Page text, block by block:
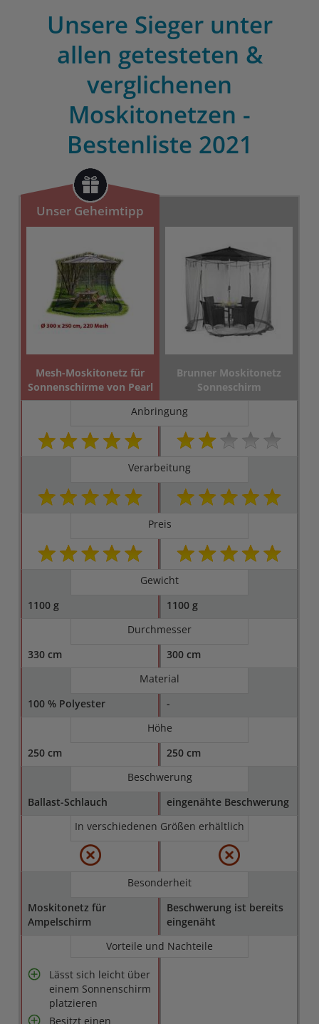
Unsere Sieger unter
allen getesteten &
verglichenen
Moskitonetzen -
Bestenliste 2021
Unser Geheimtipp
Mesh-Moskitonetz für
Sonnenschirme von Pearl
Brunner Moskitonetz
Sonneschirm
Anbringung
Verarbeitung
Preis
Gewicht
1100 g
1100 g
Durchmesser
330 cm
300 cm
Material
100 % Polyester
-
Höhe
250 cm
250 cm
Beschwerung
Ballast-Schlauch
eingenähte Beschwerung
In verschiedenen Größen erhältlich
Besonderheit
Moskitonetz für
Ampelschirm
Beschwerung ist bereits
eingenäht
Vorteile und Nachteile
Lässt sich leicht über
einem Sonnenschirm
platzieren
Besitzt einen